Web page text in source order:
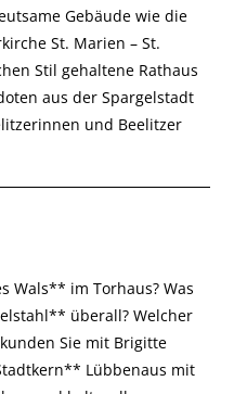
Gebäude wie die
St. Marien – St.
Stil gehaltene Rathaus
aus der Spargelstadt
und Beelitzer
Wals** im Torhaus? Was
überall? Welcher
Sie mit Brigitte
Lübbenaus mit